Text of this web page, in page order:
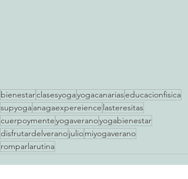
bienestarclasesyogayogacanariaseducacionfisica
supyogaanagaexpereience lasteresitas
cuerpoymenteyogaveranoyogabienestar
disfrutardelveranojuliomiyogaverano
romparlarutina